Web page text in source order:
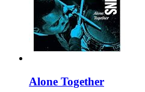
Alone Together